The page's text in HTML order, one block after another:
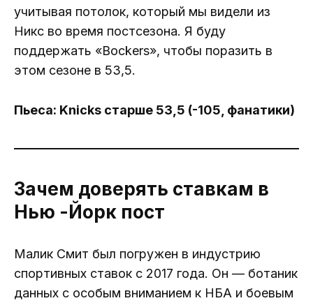
учитывая потолок, который мы видели из
Никс во время постсезона. Я буду
поддержать «Bockers», чтобы поразить в
этом сезоне в 53,5.
Пьеса: Knicks старше 53,5 (-105, фанатики)
Зачем доверять ставкам в
Нью -Йорк пост
Малик Смит был погружен в индустрию
спортивных ставок с 2017 года. Он — ботаник
данных с особым вниманием к НБА и боевым